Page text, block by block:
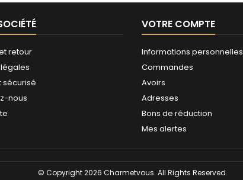
retour
sécurisé
nous
VOTRE COMPTE
Informations personnelles
Commandes
Avoirs
Adresses
Bons de réduction
Mes alertes
© Copyright 2026 Charmetvous. All Rights Reserved.